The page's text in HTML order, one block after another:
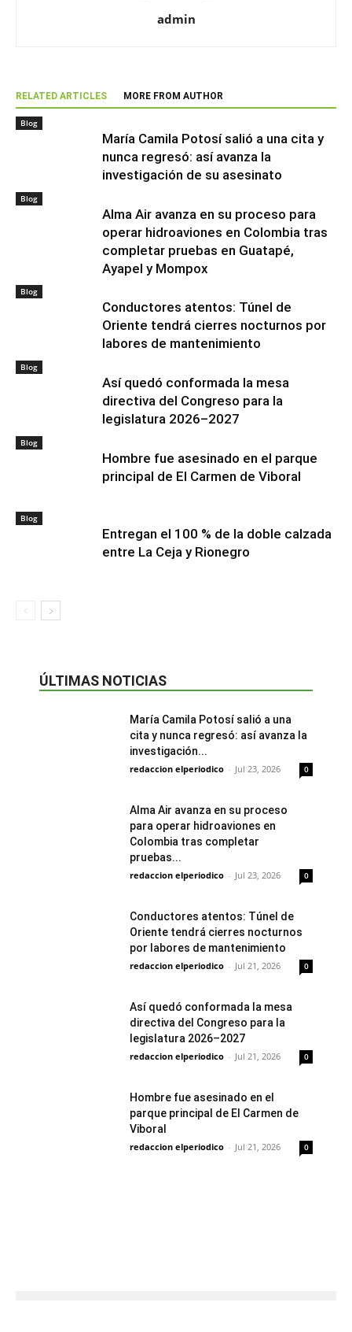
admin
RELATED ARTICLES MORE FROM AUTHOR
Blog
María Camila Potosí salió a una cita y
nunca regresó: así avanza la
investigación de su asesinato
Blog
Alma Air avanza en su proceso para
operar hidroaviones en Colombia tras
completar pruebas en Guatapé,
Ayapel y Mompox
Blog
Conductores atentos: Túnel de
Oriente tendrá cierres nocturnos por
labores de mantenimiento
Blog
Así quedó conformada la mesa
directiva del Congreso para la
legislatura 2026–2027
Blog
Hombre fue asesinado en el parque
principal de El Carmen de Viboral
Blog
Entregan el 100 % de la doble calzada
entre La Ceja y Rionegro
ÚLTIMAS NOTICIAS
María Camila Potosí salió a una
cita y nunca regresó: así avanza la
investigación...
redaccion elperiodico - Jul 23, 2026 0
Alma Air avanza en su proceso
para operar hidroaviones en
Colombia tras completar
pruebas...
redaccion elperiodico - Jul 23, 2026 0
Conductores atentos: Túnel de
Oriente tendrá cierres nocturnos
por labores de mantenimiento
redaccion elperiodico - Jul 21, 2026 0
Así quedó conformada la mesa
directiva del Congreso para la
legislatura 2026–2027
redaccion elperiodico - Jul 21, 2026 0
Hombre fue asesinado en el
parque principal de El Carmen de
Viboral
redaccion elperiodico - Jul 21, 2026 0